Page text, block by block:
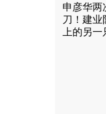
申彦华两
刀！建业
上的另